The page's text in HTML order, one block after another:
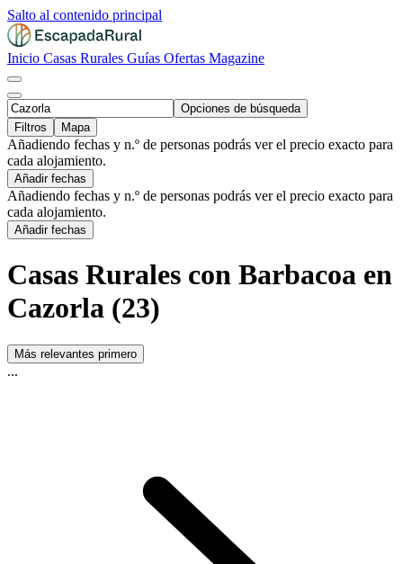
Salto al contenido principal
Inicio Casas Rurales Guías Ofertas Magazine
Opciones de búsqueda
Filtros
Mapa
Añadiendo fechas y n.º de personas podrás ver el precio exacto para
cada alojamiento.
Añadir fechas
Añadiendo fechas y n.º de personas podrás ver el precio exacto para
cada alojamiento.
Añadir fechas
Casas Rurales con Barbacoa en
Cazorla (23)
Más relevantes primero
...